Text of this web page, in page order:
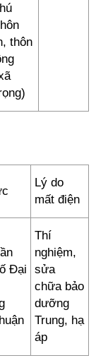
thôn
Lý do
mất điện
Đại
Thí
nghiệm,
sửa
chữa bảo
dưỡng
Trung, hạ
áp